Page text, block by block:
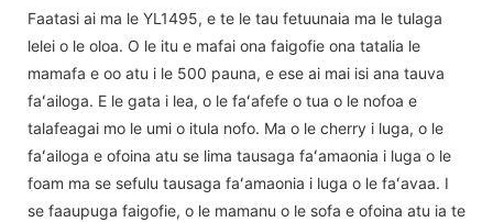
Faatasi ai ma le YL1495, e te le tau fetuunaia ma le tulaga
lelei o le oloa. O le itu e mafai ona faigofie ona tatalia le
mamafa e oo atu i le 500 pauna, e ese ai mai isi ana tauva
faʻailoga. E le gata i lea, o le faʻafefe o tua o le nofoa e
talafeagai mo le umi o itula nofo. Ma o le cherry i luga, o le
faʻailoga e ofoina atu se lima tausaga faʻamaonia i luga o le
foam ma se sefulu tausaga faʻamaonia i luga o le faʻavaa. I
se faaupuga faigofie, o le mamanu o le sofa e ofoina atu ia te